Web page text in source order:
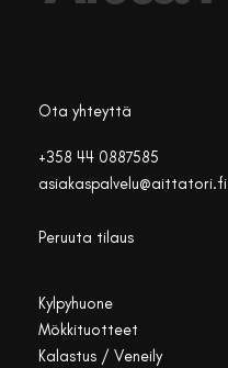
Ota yhteyttä
+358 44 0887585
asiakaspalvelu@aittatori.fi
Peruuta tilaus
Kylpyhuone
Mökkituotteet
Kalastus / Veneily